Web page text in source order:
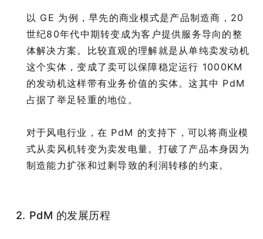
以 GE 为例，早先的商业模式是产品制造商，20
世纪80年代中期转变成为客户提供服务导向的整
体解决方案。比较直观的理解就是从单纯卖发动机
这个实体，变成了卖可以保障稳定运行 1000KM
的发动机这样带有业务价值的实体。这其中 PdM
占据了举足轻重的地位。
对于风电行业，在 PdM 的支持下，可以将商业模
式从卖风机转变为卖发电量。打破了产品本身因为
制造能力扩张和过剩导致的利润转移的约束。
2. PdM 的发展历程